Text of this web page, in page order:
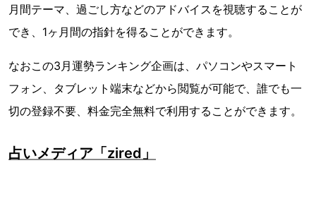
月間テーマ、過ごし方などのアドバイスを視聴することが
でき、1ヶ月間の指針を得ることができます。
なおこの3月運勢ランキング企画は、パソコンやスマート
フォン、タブレット端末などから閲覧が可能で、誰でも一
切の登録不要、料金完全無料で利用することができます。
占いメディア「zired」